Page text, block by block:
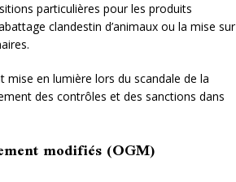
particulières pour les produits
clandestin d’animaux ou la mise sur
mise en lumière lors du scandale de la
des contrôles et des sanctions dans
modifiés (OGM)